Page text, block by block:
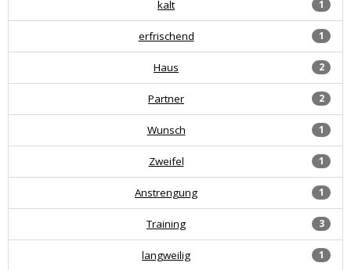
1
kalt
1
erfrischend
2
Haus
2
Partner
1
Wunsch
1
Zweifel
1
Anstrengung
3
Training
1
langweilig